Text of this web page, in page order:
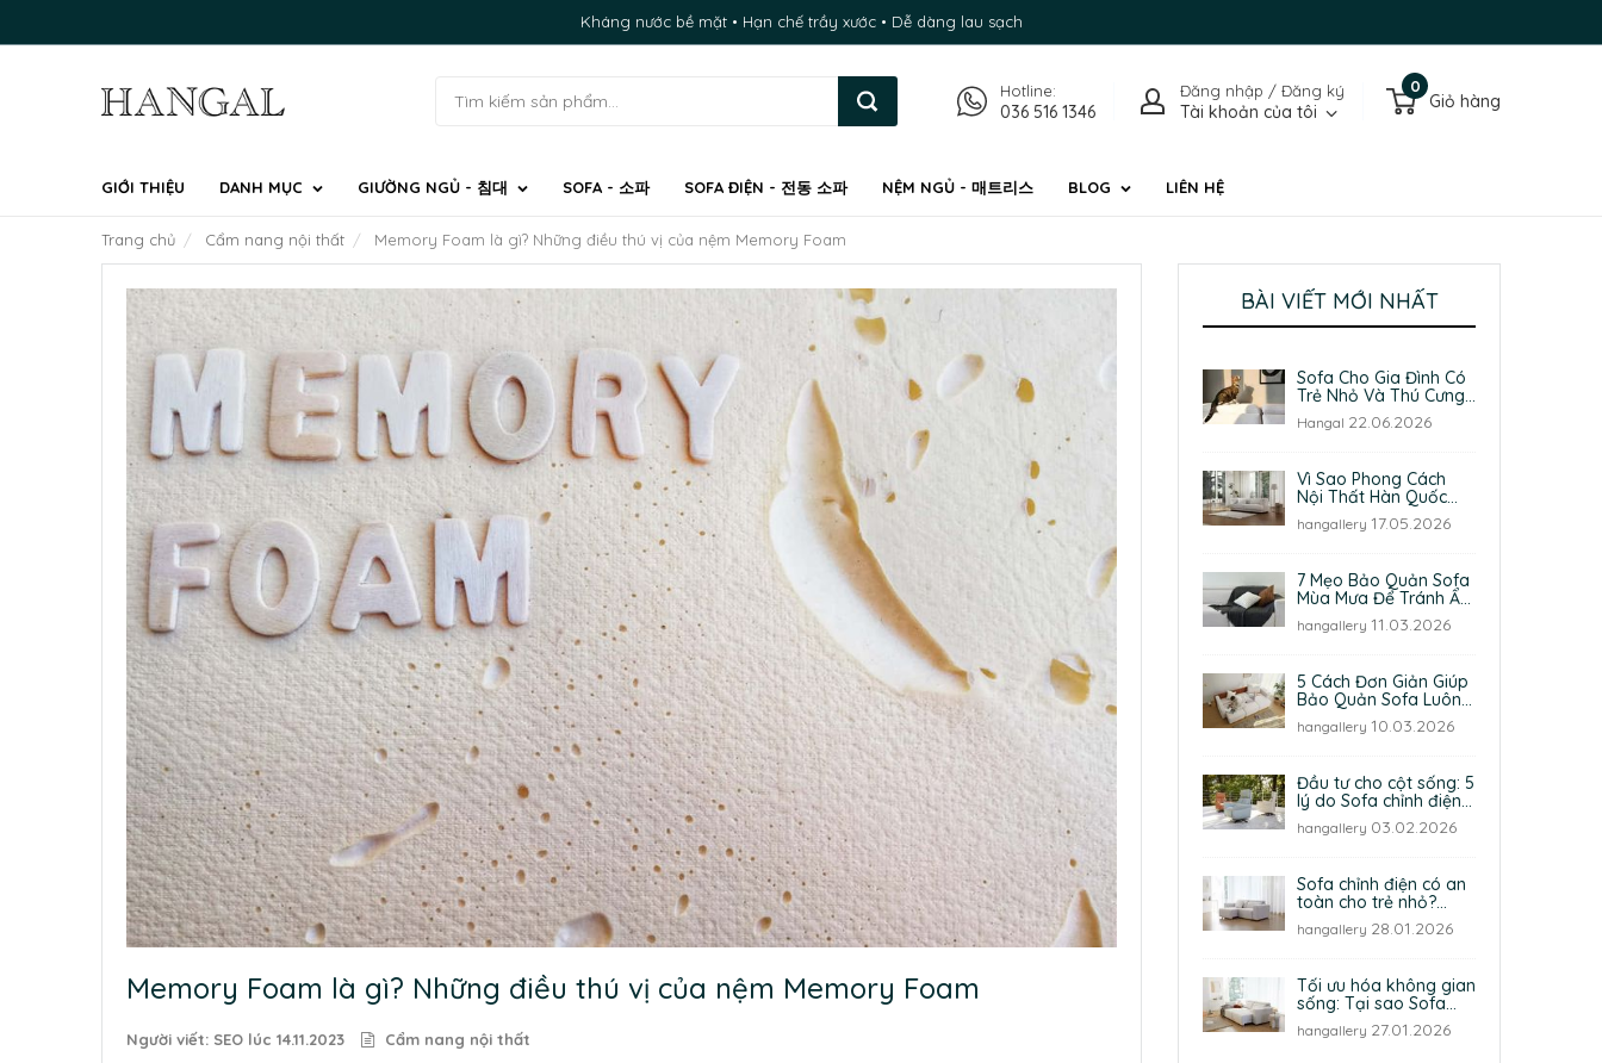
Kháng nước bề mặt • Hạn chế trầy xước • Dễ dàng lau sạch
Hotline:
036 516 1346
Đăng nhập / Đăng ký
Tài khoản của tôi
0
Giỏ hàng
GIỚI THIỆU DANH MỤC GIƯỜNG NGỦ - 침대 SOFA - 소파 SOFA ĐIỆN - 전동 소파 NỆM NGỦ - 매트리스 BLOG LIÊN HỆ
Trang chủ Cẩm nang nội thất Memory Foam là gì? Những điều thú vị của nệm Memory Foam
Memory Foam là gì? Những điều thú vị của nệm Memory Foam
Người viết: SEO lúc 14.11.2023 Cẩm nang nội thất
BÀI VIẾT MỚI NHẤT
Sofa Cho Gia Đình Có
Trẻ Nhỏ Và Thú Cưng:
5 Tiêu Chí Quan Trọng
Khi Lựa Chọn
Hangal 22.06.2026
Vì Sao Phong Cách
Nội Thất Hàn Quốc
Ngày Càng Được Yêu
Thích?
hangallery 17.05.2026
7 Mẹo Bảo Quản Sofa
Mùa Mưa Để Tránh Ẩm
Mốc Và Hư Hỏng
hangallery 11.03.2026
5 Cách Đơn Giản Giúp
Bảo Quản Sofa Luôn
Như Mới
hangallery 10.03.2026
Đầu tư cho cột sống: 5
lý do Sofa chỉnh điện
là “trợ lý sức khỏe”
đắc lực cho gia đình
hangallery 03.02.2026
Sofa chỉnh điện có an
toàn cho trẻ nhỏ?
Những tiêu chuẩn an
toàn cha mẹ cần biết
hangallery 28.01.2026
Tối ưu hóa không gian
sống: Tại sao Sofa
giường chỉnh điện
đang dần thay thế
hangallery 27.01.2026